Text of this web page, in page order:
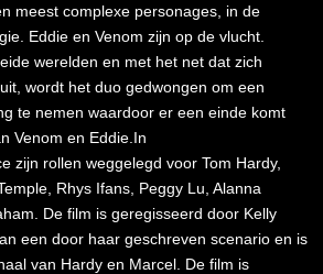
meest complexe personages, in de
Eddie en Venom zijn op de vlucht.
werelden en met het net dat zich
wordt het duo gedwongen om een
te nemen waardoor er een einde komt
Venom en Eddie.In
zijn rollen weggelegd voor Tom Hardy,
Rhys Ifans, Peggy Lu, Alanna
De film is geregisseerd door Kelly
een door haar geschreven scenario en is
van Hardy en Marcel. De film is